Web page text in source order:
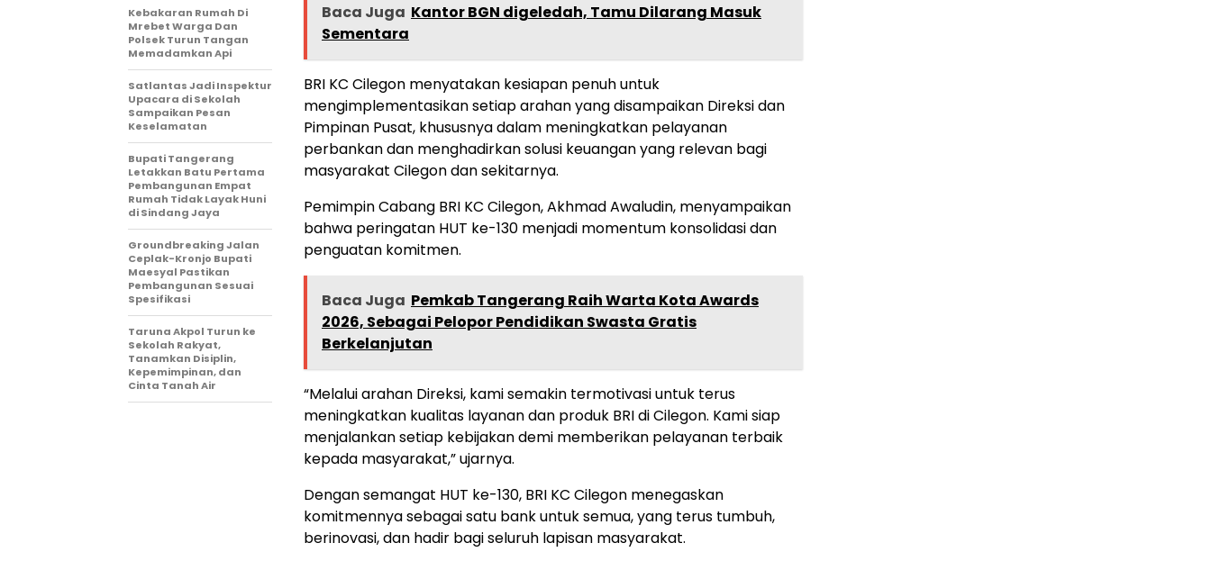
Baca Juga Kantor BGN digeledah, Tamu Dilarang Masuk
Sementara
BRI KC Cilegon menyatakan kesiapan penuh untuk
mengimplementasikan setiap arahan yang disampaikan Direksi dan
Pimpinan Pusat, khususnya dalam meningkatkan pelayanan
perbankan dan menghadirkan solusi keuangan yang relevan bagi
masyarakat Cilegon dan sekitarnya.
Pemimpin Cabang BRI KC Cilegon, Akhmad Awaludin, menyampaikan
bahwa peringatan HUT ke-130 menjadi momentum konsolidasi dan
penguatan komitmen.
Baca Juga Pemkab Tangerang Raih Warta Kota Awards
2026, Sebagai Pelopor Pendidikan Swasta Gratis
Berkelanjutan
“Melalui arahan Direksi, kami semakin termotivasi untuk terus
meningkatkan kualitas layanan dan produk BRI di Cilegon. Kami siap
menjalankan setiap kebijakan demi memberikan pelayanan terbaik
kepada masyarakat,” ujarnya.
Dengan semangat HUT ke-130, BRI KC Cilegon menegaskan
komitmennya sebagai satu bank untuk semua, yang terus tumbuh,
berinovasi, dan hadir bagi seluruh lapisan masyarakat.
Kebakaran Rumah Di
Mrebet Warga Dan
Polsek Turun Tangan
Memadamkan Api
Satlantas Jadi Inspektur
Upacara di Sekolah
Sampaikan Pesan
Keselamatan
Bupati Tangerang
Letakkan Batu Pertama
Pembangunan Empat
Rumah Tidak Layak Huni
di Sindang Jaya
Groundbreaking Jalan
Ceplak-Kronjo Bupati
Maesyal Pastikan
Pembangunan Sesuai
Spesifikasi
Taruna Akpol Turun ke
Sekolah Rakyat,
Tanamkan Disiplin,
Kepemimpinan, dan
Cinta Tanah Air